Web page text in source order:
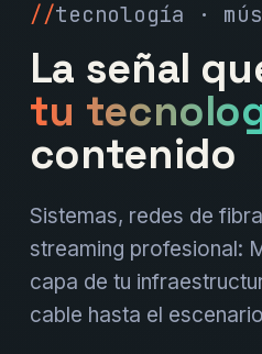
tecnología ·
La señal
tu
contenido
Sistemas, redes de
streaming profesional:
capa de tu
cable hasta el